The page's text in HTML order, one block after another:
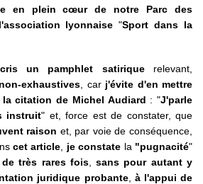
en plein cœur de notre Parc des
l'association lyonnaise "Sport dans la
un pamphlet satiriquerelevant,
exhaustives , car j'évite d'en mettre
la citation de Michel Audiard : "J'parle
instruit" et, force est de constater, que
raison et, par voie de conséquence,
cet article je constate la "pugnacité"
très rares fois,
sans pour autant y
juridique probante, à l'appui de